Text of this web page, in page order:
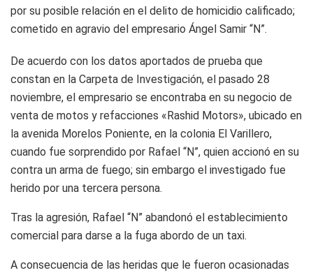
por su posible relación en el delito de homicidio calificado;
cometido en agravio del empresario Ángel Samir “N”.
De acuerdo con los datos aportados de prueba que
constan en la Carpeta de Investigación, el pasado 28
noviembre, el empresario se encontraba en su negocio de
venta de motos y refacciones «Rashid Motors», ubicado en
la avenida Morelos Poniente, en la colonia El Varillero,
cuando fue sorprendido por Rafael “N”, quien accionó en su
contra un arma de fuego; sin embargo el investigado fue
herido por una tercera persona.
Tras la agresión, Rafael “N” abandonó el establecimiento
comercial para darse a la fuga abordo de un taxi.
A consecuencia de las heridas que le fueron ocasionadas